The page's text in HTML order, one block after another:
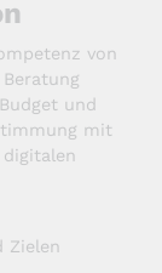
von
und
mit
Zielen